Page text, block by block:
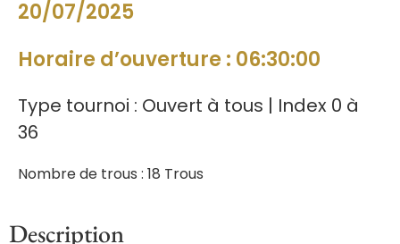
20/07/2025
Horaire d’ouverture : 06:30:00
Type tournoi : Ouvert à tous | Index 0 à
36
Nombre de trous : 18 Trous
Description